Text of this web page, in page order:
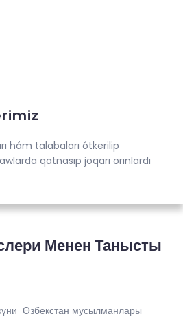
hám talabaları ótkerilip
qatnasıp joqarı orınlardı
Менен Танысты
Өзбекстан мусылманлары